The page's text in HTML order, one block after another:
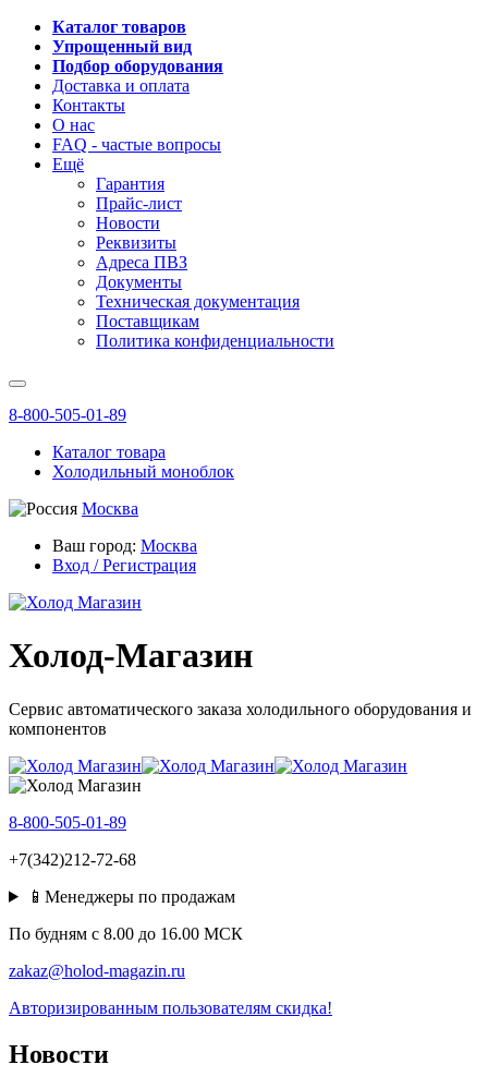
Каталог товаров
Упрощенный вид
Подбор оборудования
Доставка и оплата
Контакты
О нас
FAQ - частые вопросы
Ещё
Гарантия
Прайс-лист
Новости
Реквизиты
Адреса ПВЗ
Документы
Техническая документация
Поставщикам
Политика конфиденциальности
8-800-505-01-89
Каталог товара
Холодильный моноблок
Москва
Ваш город: Москва
Вход / Регистрация
Холод-Магазин
Сервис автоматического заказа холодильного оборудования и
компонентов
8-800-505-01-89
+7(342)212-72-68
📱Менеджеры по продажам
По будням c 8.00 до 16.00 МСК
zakaz@holod-magazin.ru
Авторизированным пользователям скидка!
Новости